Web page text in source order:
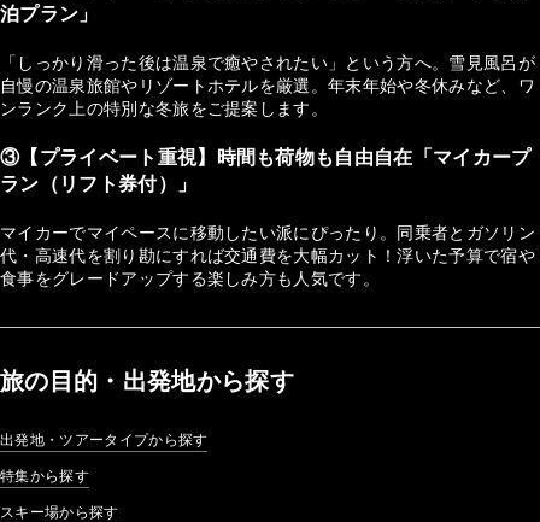
泊プラン」
「しっかり滑った後は温泉で癒やされたい」という方へ。雪見風呂が
自慢の温泉旅館やリゾートホテルを厳選。年末年始や冬休みなど、ワ
ンランク上の特別な冬旅をご提案します。
③【プライベート重視】時間も荷物も自由自在「マイカープ
ラン（リフト券付）」
マイカーでマイペースに移動したい派にぴったり。同乗者とガソリン
代・高速代を割り勘にすれば交通費を大幅カット！浮いた予算で宿や
食事をグレードアップする楽しみ方も人気です。
旅の目的・出発地から探す
出発地・ツアータイプから探す
特集から探す
スキー場から探す